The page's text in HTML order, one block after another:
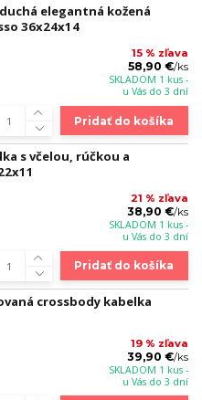
elegantná kožená
36x24x14
15 % zľava
58,90 €/ks
SKLADOM 1 kus -
u Vás do 3 dní
Pridať do košíka
s včelou, rúčkou a
21 % zľava
38,90 €/ks
SKLADOM 1 kus -
u Vás do 3 dní
Pridať do košíka
crossbody kabelka
19 % zľava
39,90 €/ks
SKLADOM 1 kus -
u Vás do 3 dní